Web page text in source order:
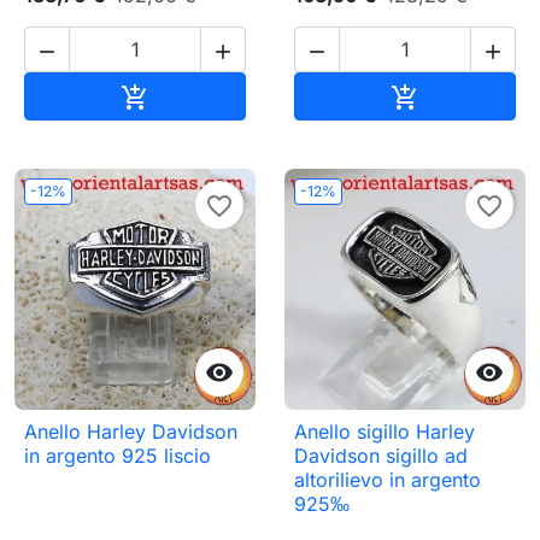
 

 

-12%

favorite_border
Anello Harley Davidson
in argento 925 liscio
-12%

favorite_border
Anello sigillo Harley
Davidson sigillo ad
altorilievo in argento
925‰